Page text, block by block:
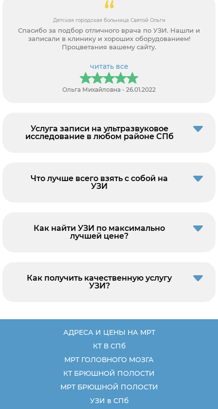
Детская городская больница Святой Ольги
Спасибо за подбор отличного врача по УЗИ. Нашли и
записали в клинику и хороших оборудованием!
Процветания вашему сайту.
читать все
Ольга Михайловна - 26.01.2022
Услуга записи на ультразвуковое
исследование в любом районе СПб
Что лучше всего взять с собой на
УЗИ
Как найти УЗИ по максимально
лучшей цене?
Как получить качественную услугу
УЗИ?
АДРЕСА И ЦЕНЫ НА МРТ
КТ В СПб
МРТ ГОЛОВНОГО МОЗГА
КТ БРЮШНОЙ ПОЛОСТИ
МРТ БРЮШНОЙ ПОЛОСТИ
УЗИ в СПб